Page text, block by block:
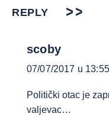
REPLY
scoby
07/07/2017 u 13:55
Politički otac je
valjevac…